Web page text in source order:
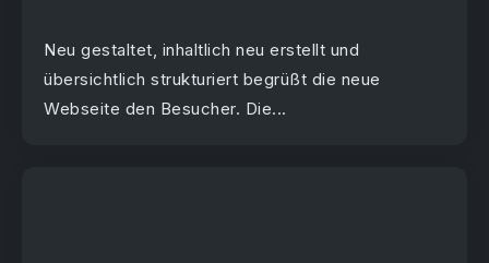
Neu gestaltet, inhaltlich neu erstellt und
übersichtlich strukturiert begrüßt die neue
Webseite den Besucher. Die...